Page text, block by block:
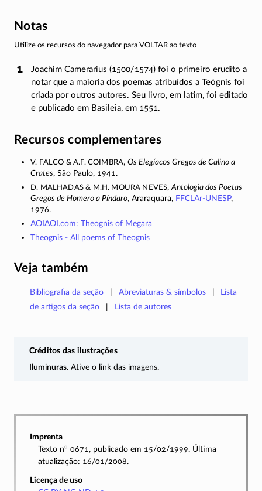
Notas
Utilize os recursos do navegador para VOLTAR ao texto
Joachim Camerarius (1500/1574) foi o primeiro erudito a
notar que a maioria dos poemas atribuídos a Teógnis foi
criada por outros autores. Seu livro, em latim, foi editado
e publicado em Basileia, em 1551.
Recursos complementares
V. Falco & A.F. Coimbra,Os Elegíacos Gregos de Calino a
Crates, São Paulo, 1941.
D. Malhadas & M.H. Moura Neves,Antologia dos Poetas
Gregos de Homero a Píndaro, Araraquara, FFCLAr-UNESP,
1976.
ΑΟΙΔΟΙ.com: Theognis of Megara
Theognis - All poems of Theognis
Veja também
Bibliografia da seção Abreviaturas & símbolos
Lista
de artigos da seção
Lista de autores
Créditos das ilustrações
Iluminuras. Ative o link das imagens.
Imprenta
Texto nº 0671, publicado em 15/02/1999. Última
atualização: 16/01/2008.
Licença de uso